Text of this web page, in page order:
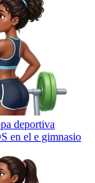
deportiva
en el e gimnasio